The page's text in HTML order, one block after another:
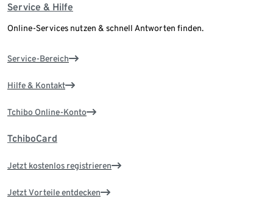
Service & Hilfe
Online-Services nutzen & schnell Antworten finden.
Service-Bereich
Hilfe & Kontakt
Tchibo Online-Konto
TchiboCard
Jetzt kostenlos registrieren
Jetzt Vorteile entdecken